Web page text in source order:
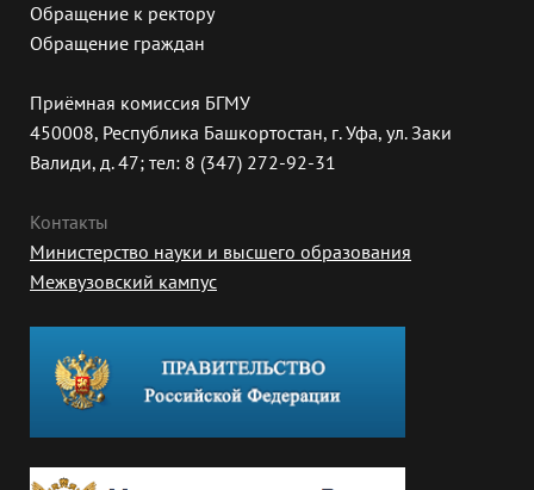
Обращение к ректору
Обращение граждан
Приёмная комиссия БГМУ
450008, Республика Башкортостан, г. Уфа, ул. Заки
Валиди, д. 47; тел: 8 (347) 272-92-31
Контакты
Министерство науки и высшего образования
Межвузовский кампус